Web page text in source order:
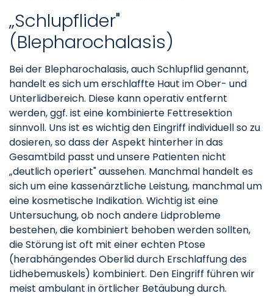
„Schlupflider"
(Blepharochalasis)
Bei der Blepharochalasis, auch Schlupflid genannt,
handelt es sich um erschlaffte Haut im Ober- und
Unterlidbereich. Diese kann operativ entfernt
werden, ggf. ist eine kombinierte Fettresektion
sinnvoll. Uns ist es wichtig den Eingriff individuell so zu
dosieren, so dass der Aspekt hinterher in das
Gesamtbild passt und unsere Patienten nicht
„deutlich operiert" aussehen. Manchmal handelt es
sich um eine kassenärztliche Leistung, manchmal um
eine kosmetische Indikation. Wichtig ist eine
Untersuchung, ob noch andere Lidprobleme
bestehen, die kombiniert behoben werden sollten,
die Störung ist oft mit einer echten Ptose
(herabhängendes Oberlid durch Erschlaffung des
Lidhebemuskels) kombiniert. Den Eingriff führen wir
meist ambulant in örtlicher Betäubung durch.